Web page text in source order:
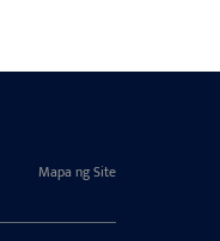
Mapa ng Site